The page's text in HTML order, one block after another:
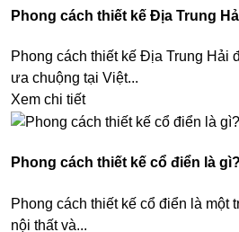
Phong cách thiết kế Địa Trung
Phong cách thiết kế Địa Trung Hải
ưa chuộng tại Việt...
Xem chi tiết
Phong cách thiết kế cổ điển là
Phong cách thiết kế cổ điển là một
nội thất và...